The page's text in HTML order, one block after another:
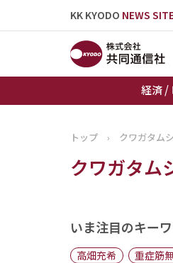
KK KYODO NEWS SITE
経済 /
トップ
お知ら
トップ › クワガタムシ
クワガタム
いま注目のキー
高畑充希 重症筋